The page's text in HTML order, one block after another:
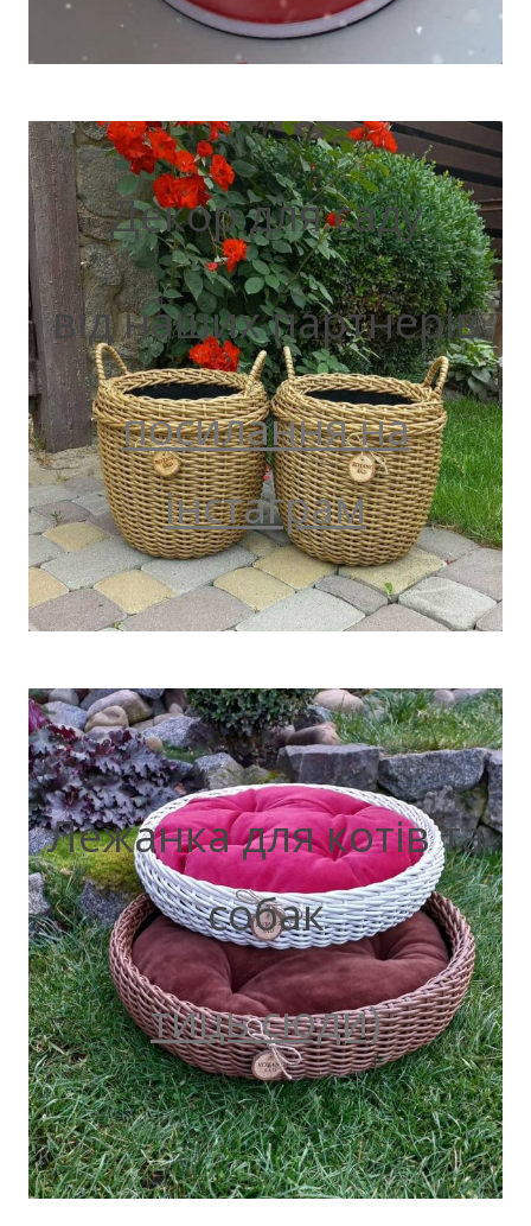
Декор для саду
від наших партнерів
посилання на
інстаграм
Лежанка для котів та
собак
тиць сюди)